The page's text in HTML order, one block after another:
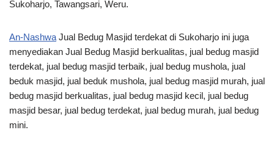
Sukoharjo, Tawangsari, Weru.
An-Nashwa Jual Bedug Masjid terdekat di Sukoharjo ini juga
menyediakan Jual Bedug Masjid berkualitas, jual bedug masjid
terdekat, jual bedug masjid terbaik, jual bedug mushola, jual
beduk masjid, jual beduk mushola, jual bedug masjid murah, jual
bedug masjid berkualitas, jual bedug masjid kecil, jual bedug
masjid besar, jual bedug terdekat, jual bedug murah, jual bedug
mini.